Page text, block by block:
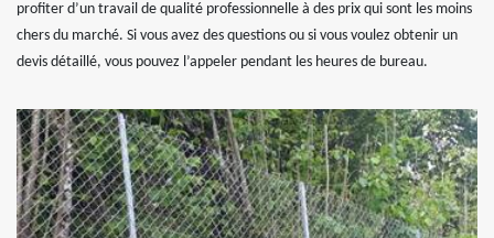
profiter d’un travail de qualité professionnelle à des prix qui sont les moins
chers du marché. Si vous avez des questions ou si vous voulez obtenir un
devis détaillé, vous pouvez l’appeler pendant les heures de bureau.